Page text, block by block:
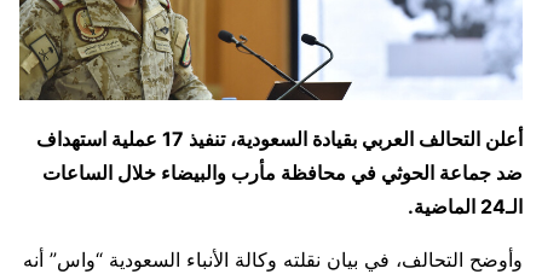
أعلن التحالف العربي بقيادة السعودية، تنفيذ 17 عملية استهداف
ضد جماعة الحوثي في محافظة مأرب والبيضاء خلال الساعات
الـ24 الماضية.
وأوضح التحالف، في بيان نقلته وكالة الأنباء السعودية “واس” أنه